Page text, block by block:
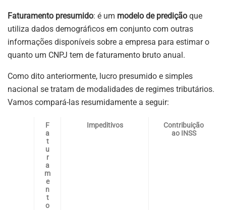
Faturamento presumido: é um modelo de predição que
utiliza dados demográficos em conjunto com outras
informações disponíveis sobre a empresa para estimar o
quanto um CNPJ tem de faturamento bruto anual.
Como dito anteriormente, lucro presumido e simples
nacional se tratam de modalidades de regimes tributários.
Vamos compará-las resumidamente a seguir:
F
a
t
u
r
a
m
e
n
t
o
Impeditivos
Contribuição
ao INSS